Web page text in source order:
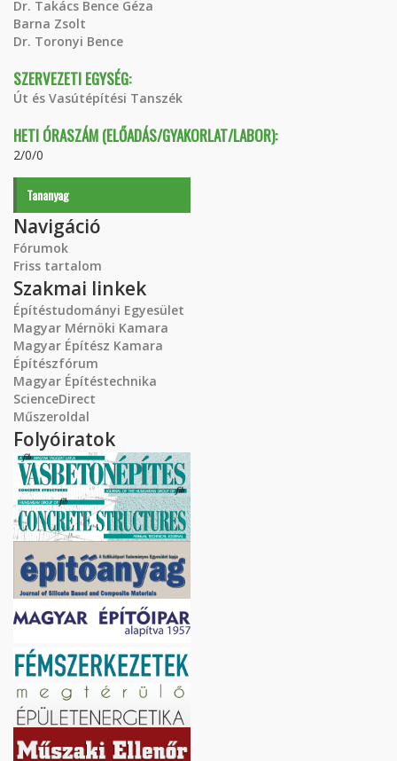
Dr. Takács Bence Géza
Barna Zsolt
Dr. Toronyi Bence
SZERVEZETI EGYSÉG:
Út és Vasútépítési Tanszék
HETI ÓRASZÁM (ELŐADÁS/GYAKORLAT/LABOR):
2/0/0
Tananyag
Navigáció
Fórumok
Friss tartalom
Szakmai linkek
Építéstudományi Egyesület
Magyar Mérnöki Kamara
Magyar Építész Kamara
Építészfórum
Magyar Építéstechnika
ScienceDirect
Műszeroldal
Folyóiratok